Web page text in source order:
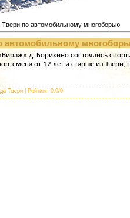
по автомобильному многоборью
автомобильному
д. Борихино состоялись
от 12 лет и старше из
Твери Рейтинг: 0.0/0